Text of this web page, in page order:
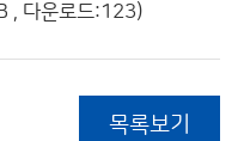
, 다운로드:123)
목록보기